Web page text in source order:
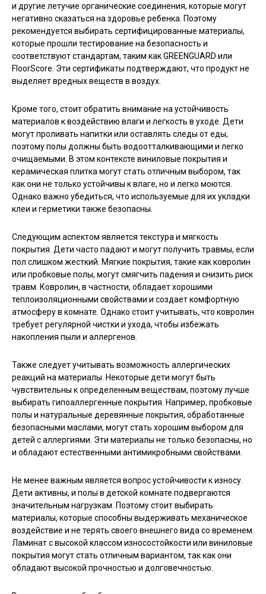
и другие летучие органические соединения, которые могут
негативно сказаться на здоровье ребенка. Поэтому
рекомендуется выбирать сертифицированные материалы,
которые прошли тестирование на безопасность и
соответствуют стандартам, таким как GREENGUARD или
FloorScore. Эти сертификаты подтверждают, что продукт не
выделяет вредных веществ в воздух.
Кроме того, стоит обратить внимание на устойчивость
материалов к воздействию влаги и легкость в уходе. Дети
могут проливать напитки или оставлять следы от еды,
поэтому полы должны быть водоотталкивающими и легко
очищаемыми. В этом контексте виниловые покрытия и
керамическая плитка могут стать отличным выбором, так
как они не только устойчивы к влаге, но и легко моются.
Однако важно убедиться, что используемые для их укладки
клеи и герметики также безопасны.
Следующим аспектом является текстура и мягкость
покрытия. Дети часто падают и могут получить травмы, если
пол слишком жесткий. Мягкие покрытия, такие как ковролин
или пробковые полы, могут смягчить падения и снизить риск
травм. Ковролин, в частности, обладает хорошими
теплоизоляционными свойствами и создает комфортную
атмосферу в комнате. Однако стоит учитывать, что ковролин
требует регулярной чистки и ухода, чтобы избежать
накопления пыли и аллергенов.
Также следует учитывать возможность аллергических
реакций на материалы. Некоторые дети могут быть
чувствительны к определенным веществам, поэтому лучше
выбирать гипоаллергенные покрытия. Например, пробковые
полы и натуральные деревянные покрытия, обработанные
безопасными маслами, могут стать хорошим выбором для
детей с аллергиями. Эти материалы не только безопасны, но
и обладают естественными антимикробными свойствами.
Не менее важным является вопрос устойчивости к износу.
Дети активны, и полы в детской комнате подвергаются
значительным нагрузкам. Поэтому стоит выбирать
материалы, которые способны выдерживать механическое
воздействие и не терять своего внешнего вида со временем.
Ламинат с высокой классом износостойкости или виниловые
покрытия могут стать отличным вариантом, так как они
обладают высокой прочностью и долговечностью.